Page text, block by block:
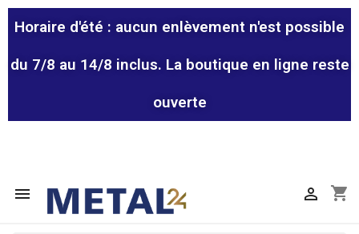
Horaire d'été : aucun enlèvement n'est possible
du 7/8 au 14/8 inclus. La boutique en ligne reste
ouverte
 shopping_cart
